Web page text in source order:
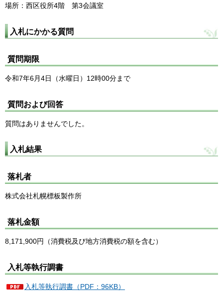
場所：西区役所4階 第3会議室
入札にかかる質問
質問期限
令和7年6月4日（水曜日）12時00分まで
質問および回答
質問はありませんでした。
入札結果
落札者
株式会社札幌標板製作所
落札金額
8,171,900円（消費税及び地方消費税の額を含む）
入札等執行調書
入札等執行調書（PDF：96KB）